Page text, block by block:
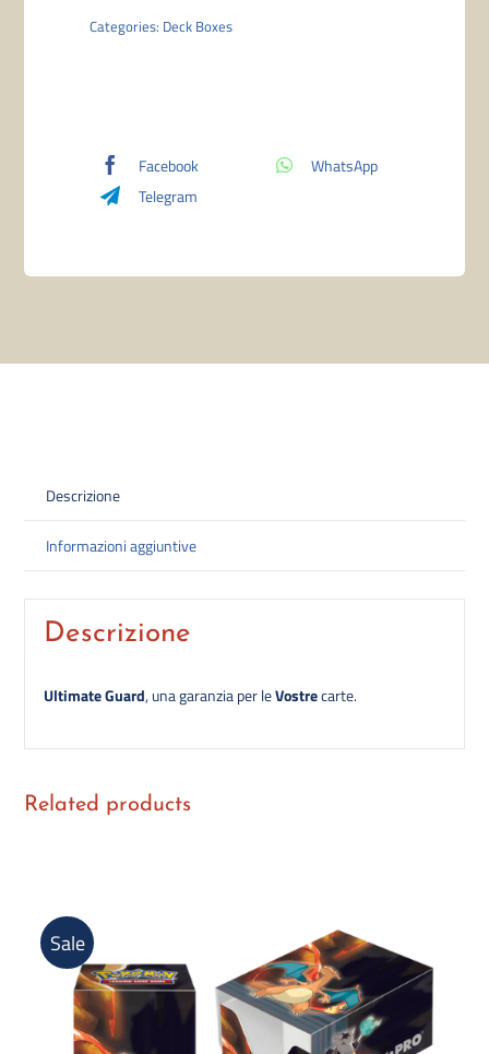
Deck
Categories: Deck Boxes
Facebook
WhatsApp
Telegram
Descrizione
Informazioni aggiuntive
Descrizione
Ultimate Guard, una garanzia per leVostrecarte.
Related products
Sale